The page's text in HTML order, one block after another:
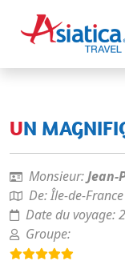
UN
Monsieur:Jean-
De:Île-de-France
Date du voyage:
Groupe: